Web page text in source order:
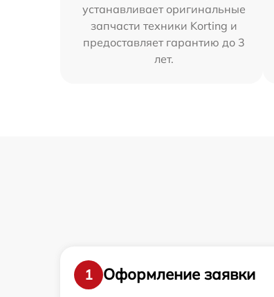
устанавливает оригинальные
запчасти техники Korting и
предоставляет гарантию до 3
лет.
1
Оформление заявки